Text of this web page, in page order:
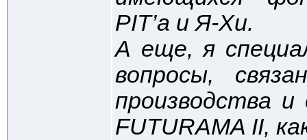
PIT’a и Я-Хи.
А еще, я
вопросы,
производства
FUTURAMA II,